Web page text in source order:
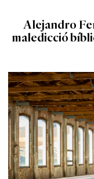
Alejandro
maledicció